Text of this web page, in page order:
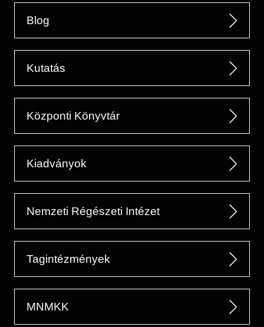
Blog
Kutatás
Központi Könyvtár
Kiadványok
Nemzeti Régészeti Intézet
Tagintézmények
MNMKK